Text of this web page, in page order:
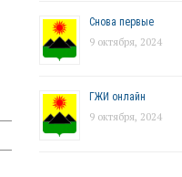
Снова первые
9 октября, 2024
ГЖИ онлайн
9 октября, 2024